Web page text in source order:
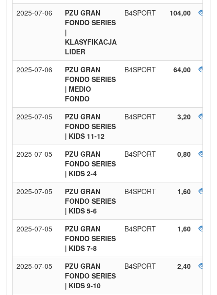
2025-07-06
PZU GRAN
FONDO SERIES
|
KLASYFIKACJA
LIDER
B4SPORT 104,00
2025-07-06
PZU GRAN
FONDO SERIES
| MEDIO
FONDO
B4SPORT 64,00
2025-07-05
PZU GRAN
FONDO SERIES
| KIDS 11-12
B4SPORT 3,20
2025-07-05
PZU GRAN
FONDO SERIES
| KIDS 2-4
B4SPORT 0,80
2025-07-05
PZU GRAN
FONDO SERIES
| KIDS 5-6
B4SPORT 1,60
2025-07-05
PZU GRAN
FONDO SERIES
| KIDS 7-8
B4SPORT 1,60
2025-07-05
PZU GRAN
FONDO SERIES
| KIDS 9-10
B4SPORT 2,40